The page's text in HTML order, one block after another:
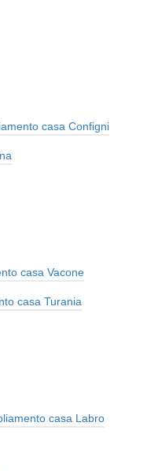
casa Configni
casa Vacone
casa Turania
casa Labro